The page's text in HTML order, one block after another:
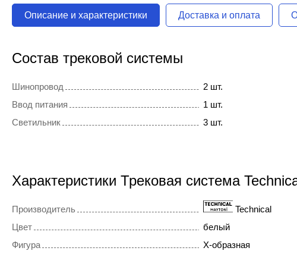
Описание и характеристики Доставка и оплата
Состав трековой системы
Шинопровод 2 шт.
Ввод питания
1 шт.
Светильник
3 шт.
Характеристики Трековая система
Производитель Technical
Цвет
белый
Фигура
X-образная